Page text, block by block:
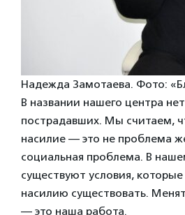
Надежда Замотаева. Фото:
В названии нашего центра
пострадавших. Мы считаем,
насилие — это не проблема
социальная проблема. В
существуют условия,
насилию существовать.
— это наша работа.